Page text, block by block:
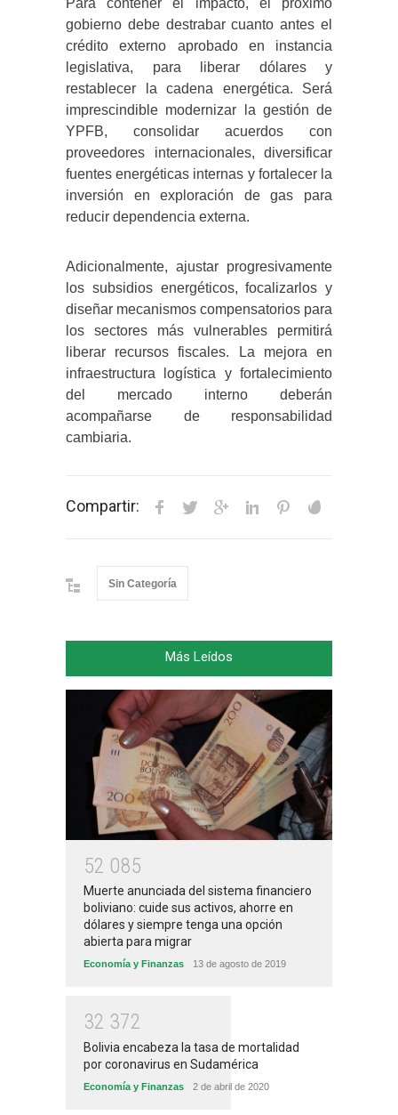
gobierno debe destrabar cuanto antes el
crédito externo aprobado en instancia
legislativa, para liberar dólares y
restablecer la cadena energética. Será
imprescindible modernizar la gestión de
YPFB, consolidar acuerdos con
proveedores internacionales, diversificar
fuentes energéticas internas y fortalecer la
inversión en exploración de gas para
reducir dependencia externa.
Adicionalmente, ajustar progresivamente
los subsidios energéticos, focalizarlos y
diseñar mecanismos compensatorios para
los sectores más vulnerables permitirá
liberar recursos fiscales. La mejora en
infraestructura logística y fortalecimiento
del mercado interno deberán
acompañarse de responsabilidad
cambiaria.
Compartir:
Sin Categoría
Más Leídos
52 085
Muerte anunciada del sistema financiero
boliviano: cuide sus activos, ahorre en
dólares y siempre tenga una opción
abierta para migrar
Economía y Finanzas 13 de agosto de 2019
32 372
Bolivia encabeza la tasa de mortalidad
por coronavirus en Sudamérica
Economía y Finanzas 2 de abril de 2020